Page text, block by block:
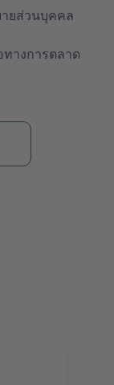
ยส่วนบุคคล
างการตลาด